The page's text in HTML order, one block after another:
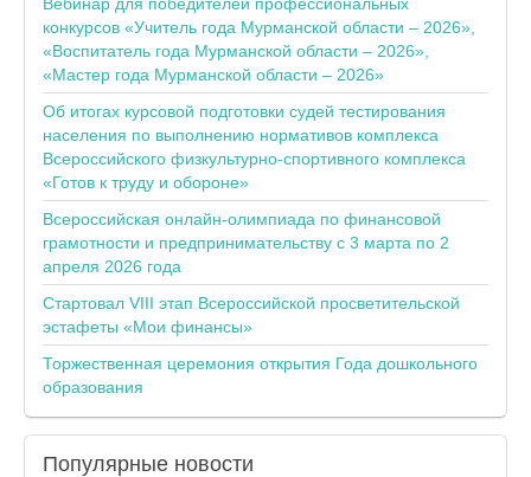
конкурсов «Учитель года Мурманской области – 2026»,
«Воспитатель года Мурманской области – 2026»,
«Мастер года Мурманской области – 2026»
Об итогах курсовой подготовки судей тестирования
населения по выполнению нормативов комплекса
Всероссийского физкультурно-спортивного комплекса
«Готов к труду и обороне»
Всероссийская онлайн-олимпиада по финансовой
грамотности и предпринимательству с 3 марта по 2
апреля 2026 года
Стартовал VIII этап Всероссийской просветительской
эстафеты «Мои финансы»
Торжественная церемония открытия Года дошкольного
образования
Популярные новости